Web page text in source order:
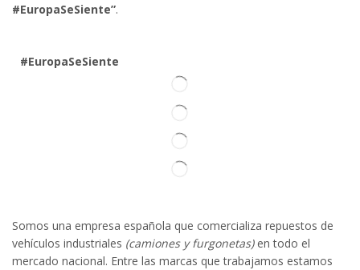
#EuropaSeSiente”.
#EuropaSeSiente
Somos una empresa española que comercializa repuestos de
vehículos industriales (camiones y furgonetas)en todo el
mercado nacional. Entre las marcas que trabajamos estamos